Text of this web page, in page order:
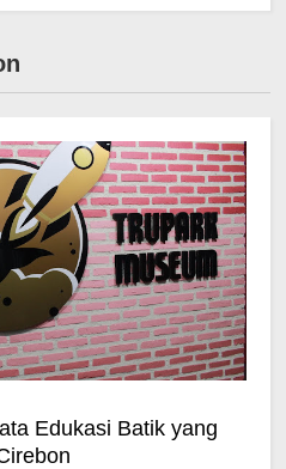
Edukasi Batik yang